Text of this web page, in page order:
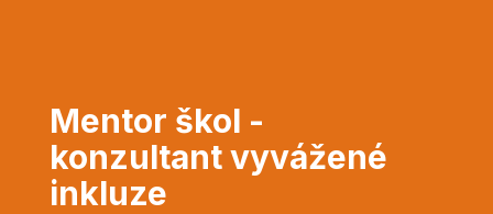
Mentor škol -
konzultant vyvážené
inkluze